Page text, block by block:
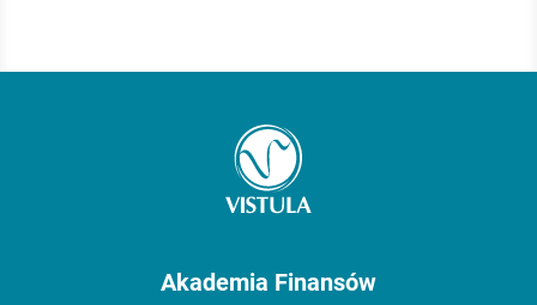
Akademia Finansów